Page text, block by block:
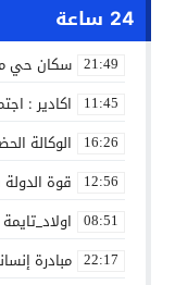
24 ساعة
21:49 سكان حي
11:45 اكادير :
16:26 الوكالة
12:56 قوة
08:51
22:17 مبادرة